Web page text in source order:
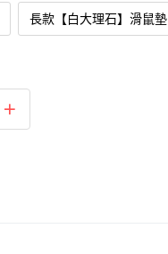
長款【白大理石】滑鼠墊